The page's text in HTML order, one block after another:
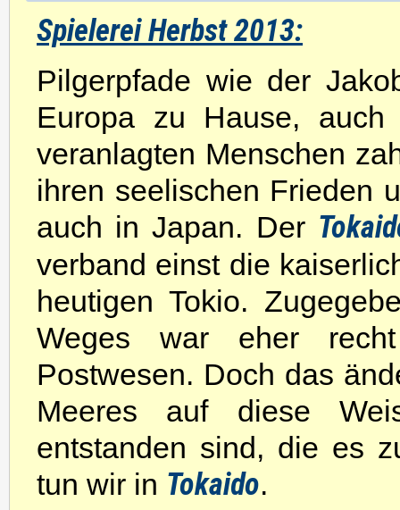
Spielerei Herbst 2013:
Pilgerpfade wie der
Europa zu Hause,
veranlagten Menschen
ihren seelischen Frieden
auch in Japan. Der
verband einst die
heutigen Tokio.
Weges war eher
Postwesen. Doch das
Meeres auf diese
entstanden sind, die es
tun wir in Tokaido.